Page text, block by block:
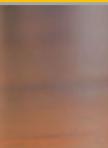
Найти: